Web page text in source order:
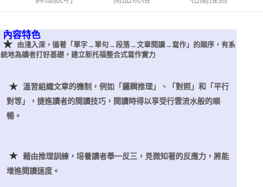
內容特色
★
由淺入深，循著「單字→單句→段落→文章閱讀→寫作」的順序，有系
統地為讀者打好基礎，建立新托福整合式寫作實力
★ 溫習組織文章的機制，例如「邏輯推理」、「對照」和「平行
對等」，捷進讀者的閱讀技巧，閱讀時得以享受行雲流水般的順
暢。
★ 藉由推理訓練，培養讀者舉一反三，見微知著的反應力，將能
增進閱讀速度。